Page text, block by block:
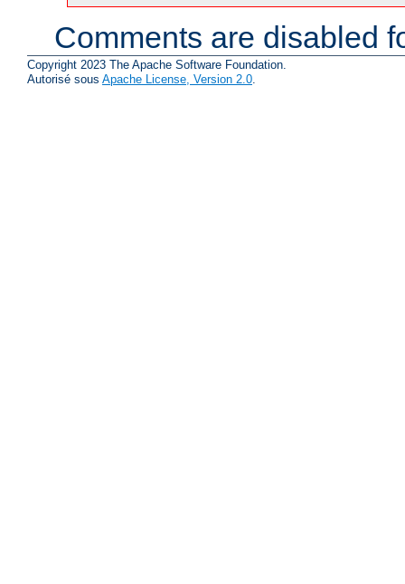
Comments are disabled
Copyright 2023 The Apache Software Foundation.
Autorisé sous Apache License, Version 2.0.